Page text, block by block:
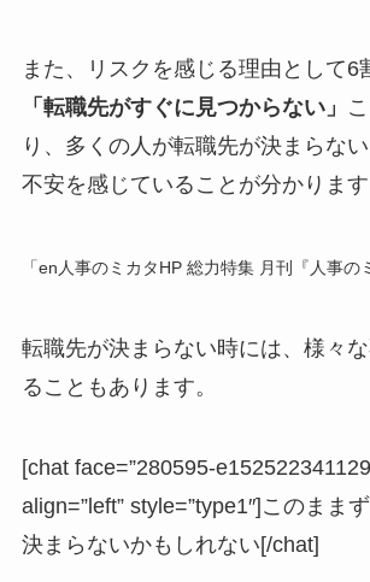
また、リスクを感じる理由として6
「転職先がすぐに見つからない」
り、多くの人が転職先が決まらな
不安を感じていることが分かります
「en人事のミカタHP 総力特集 月刊『人事の
転職先が決まらない時には、様々
ることもあります。
[chat face=”280595-
align=”left” style=”type1″]このまま
決まらないかもしれない[/chat]